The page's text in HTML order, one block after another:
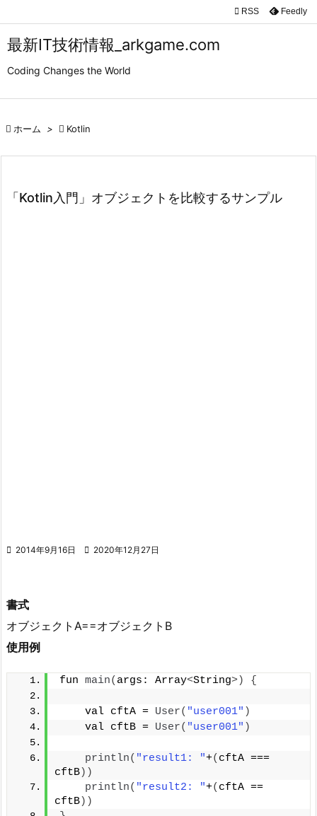
最新IT技術情報_arkgame.com
Coding Changes the World


 RSS Feedly
 ホーム >  Kotlin
「Kotlin入門」オブジェクトを比較するサンプル
 2014年9月16日  2020年12月27日
書式
オブジェクトA==オブジェクトB
使用例
fun main( args: Array<String>) {
    val cftA =
User( "user001" )
    val cftB =
User( "user001" )
println( "result1: "+( cftA ===
cftB))
println( "result2: "+( cftA ==
cftB))